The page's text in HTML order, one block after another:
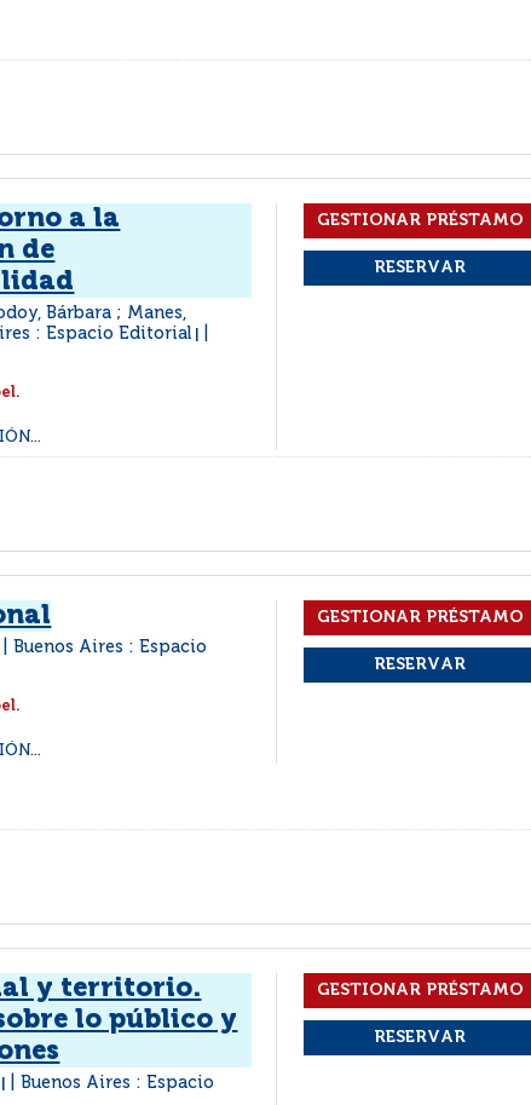
a la
de
Bárbara ; Manes,
: Espacio Editorial
Buenos Aires : Espacio
y territorio.
lo público y
Buenos Aires : Espacio